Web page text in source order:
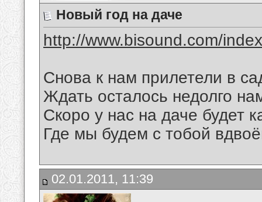
Новый год на даче
http://www.bisound.com/
Снова к нам прилетели в
Ждать осталось недолго
Скоро у нас на даче будет
Где мы будем с тобой
02.01.2011, 11:39